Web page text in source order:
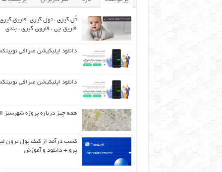
تُل گیری ، تول گیری، قاریق
قاریق‌ چی ، قاروق گیری ، بندی
دانلود اپلیکیشن صرافی
دانلود اپلیکیشن صرافی
همه چیز درباره پروژه شهرسبز
کسب درآمد از کیف پول ترون
پرو + دانلود و آموزش